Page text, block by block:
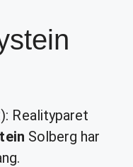
Realityparet
Solberg har